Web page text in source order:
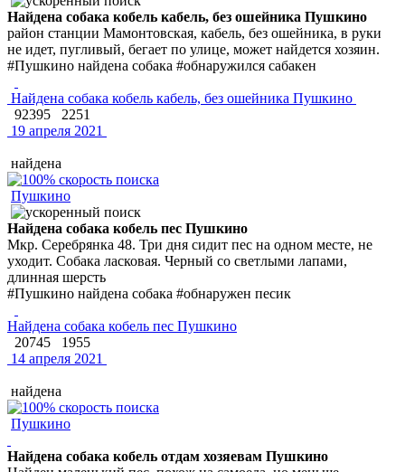
Найдена собака кобель кабель, без ошейника Пушкино
район станции Мамонтовская, кабель, без ошейника, в руки
не идет, пугливый, бегает по улице, может найдется хозяин.
#Пушкино найдена собака #обнаружился сабакен
Найдена собака кобель кабель, без ошейника Пушкино
92395
2251
19 апреля 2021
найдена
Пушкино
Найдена собака кобель пес Пушкино
Мкр. Серебрянка 48. Три дня сидит пес на одном месте, не
уходит. Собака ласковая. Черный со светлыми лапами,
длинная шерсть
#Пушкино найдена собака #обнаружен песик
Найдена собака кобель пес Пушкино
20745
1955
14 апреля 2021
найдена
Пушкино
Найдена собака кобель отдам хозяевам Пушкино